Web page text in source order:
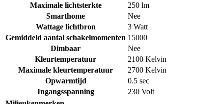
Maximale lichtsterkte
250 lm
Smarthome
Nee
Wattage lichtbron
3 Watt
Gemiddeld aantal schakelmomenten 15000
Dimbaar
Nee
Kleurtemperatuur
2100 Kelvin
Maximale kleurtemperatuur
2700 Kelvin
Opwarmtijd
0.5 sec
Ingangsspanning
230 Volt